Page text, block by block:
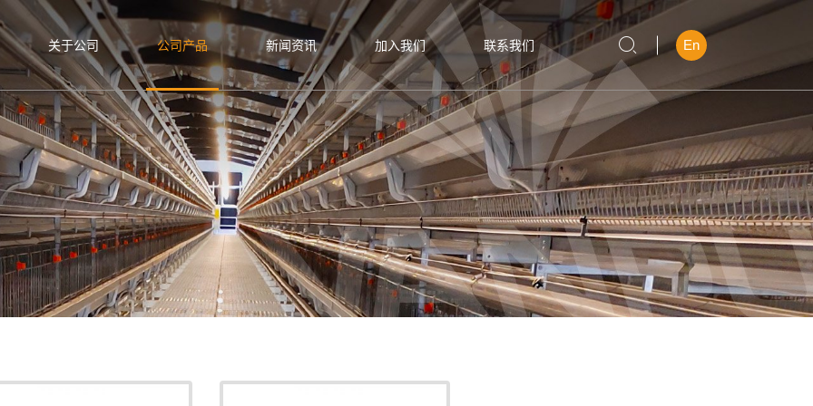
En
关于公司 公司产品 新闻资讯 加入我们 联系我们